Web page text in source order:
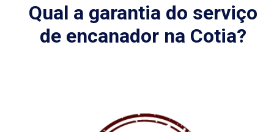
Qual a garantia do serviço
de encanador na Cotia?